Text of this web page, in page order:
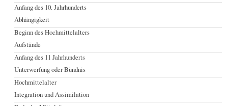
Anfang des 10. Jahrhunderts
Abhängigkeit
Beginn des Hochmittelalters
Aufstände
Anfang des 11 Jahrhunderts
Unterwerfung oder Bündnis
Hochmittelalter
Integration und Assimilation